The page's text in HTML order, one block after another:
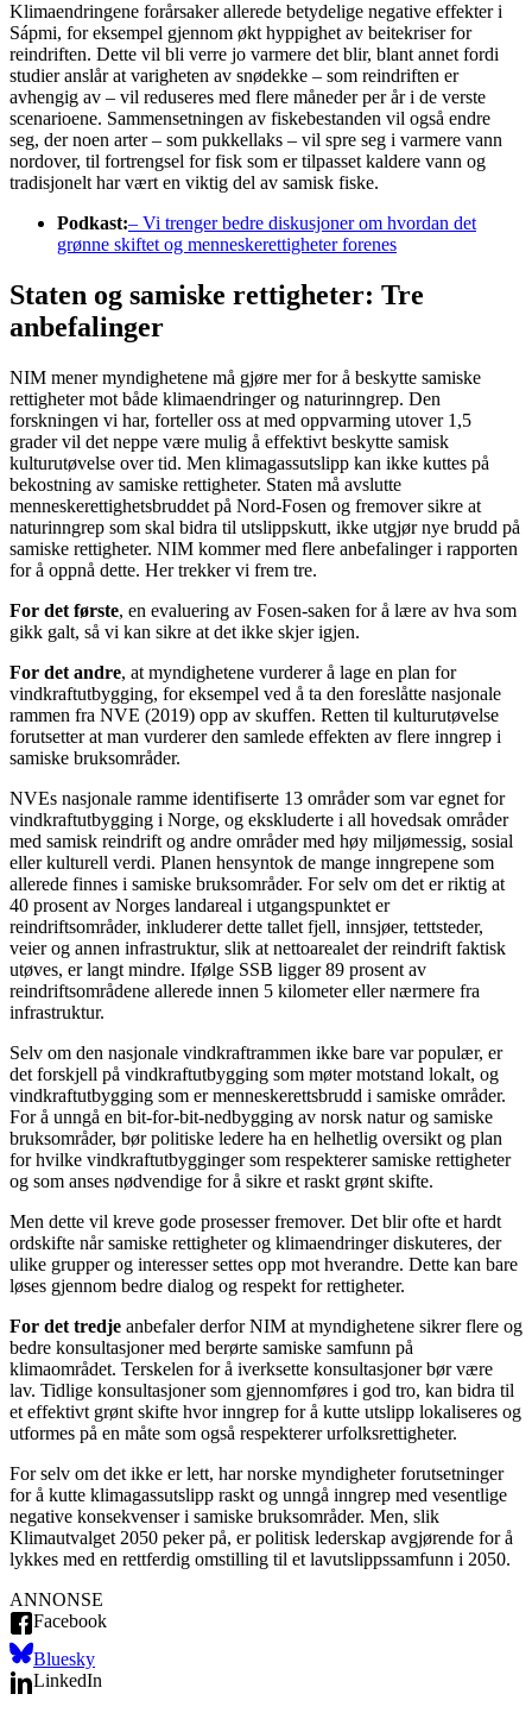
Klimaendringene forårsaker allerede betydelige negative effekter i
Sápmi, for eksempel gjennom økt hyppighet av beitekriser for
reindriften. Dette vil bli verre jo varmere det blir, blant annet fordi
studier anslår at varigheten av snødekke – som reindriften er
avhengig av – vil reduseres med flere måneder per år i de verste
scenarioene. Sammensetningen av fiskebestanden vil også endre
seg, der noen arter – som pukkellaks – vil spre seg i varmere vann
nordover, til fortrengsel for fisk som er tilpasset kaldere vann og
tradisjonelt har vært en viktig del av samisk fiske.
Podkast:– Vi trenger bedre diskusjoner om hvordan det
grønne skiftet og menneskerettigheter forenes
Staten og samiske rettigheter: Tre
anbefalinger
NIM mener myndighetene må gjøre mer for å beskytte samiske
rettigheter mot både klimaendringer og naturinngrep. Den
forskningen vi har, forteller oss at med oppvarming utover 1,5
grader vil det neppe være mulig å effektivt beskytte samisk
kulturutøvelse over tid. Men klimagassutslipp kan ikke kuttes på
bekostning av samiske rettigheter. Staten må avslutte
menneskerettighetsbruddet på Nord-Fosen og fremover sikre at
naturinngrep som skal bidra til utslippskutt, ikke utgjør nye brudd på
samiske rettigheter. NIM kommer med flere anbefalinger i rapporten
for å oppnå dette. Her trekker vi frem tre.
For det første, en evaluering av Fosen-saken for å lære av hva som
gikk galt, så vi kan sikre at det ikke skjer igjen.
For det andre, at myndighetene vurderer å lage en plan for
vindkraftutbygging, for eksempel ved å ta den foreslåtte nasjonale
rammen fra NVE (2019) opp av skuffen. Retten til kulturutøvelse
forutsetter at man vurderer den samlede effekten av flere inngrep i
samiske bruksområder.
NVEs nasjonale ramme identifiserte 13 områder som var egnet for
vindkraftutbygging i Norge, og ekskluderte i all hovedsak områder
med samisk reindrift og andre områder med høy miljømessig, sosial
eller kulturell verdi. Planen hensyntok de mange inngrepene som
allerede finnes i samiske bruksområder. For selv om det er riktig at
40 prosent av Norges landareal i utgangspunktet er
reindriftsområder, inkluderer dette tallet fjell, innsjøer, tettsteder,
veier og annen infrastruktur, slik at nettoarealet der reindrift faktisk
utøves, er langt mindre. Ifølge SSB ligger 89 prosent av
reindriftsområdene allerede innen 5 kilometer eller nærmere fra
infrastruktur.
Selv om den nasjonale vindkraftrammen ikke bare var populær, er
det forskjell på vindkraftutbygging som møter motstand lokalt, og
vindkraftutbygging som er menneskerettsbrudd i samiske områder.
For å unngå en bit-for-bit-nedbygging av norsk natur og samiske
bruksområder, bør politiske ledere ha en helhetlig oversikt og plan
for hvilke vindkraftutbygginger som respekterer samiske rettigheter
og som anses nødvendige for å sikre et raskt grønt skifte.
Men dette vil kreve gode prosesser fremover. Det blir ofte et hardt
ordskifte når samiske rettigheter og klimaendringer diskuteres, der
ulike grupper og interesser settes opp mot hverandre. Dette kan bare
løses gjennom bedre dialog og respekt for rettigheter.
For det tredje anbefaler derfor NIM at myndighetene sikrer flere og
bedre konsultasjoner med berørte samiske samfunn på
klimaområdet. Terskelen for å iverksette konsultasjoner bør være
lav. Tidlige konsultasjoner som gjennomføres i god tro, kan bidra til
et effektivt grønt skifte hvor inngrep for å kutte utslipp lokaliseres og
utformes på en måte som også respekterer urfolksrettigheter.
For selv om det ikke er lett, har norske myndigheter forutsetninger
for å kutte klimagassutslipp raskt og unngå inngrep med vesentlige
negative konsekvenser i samiske bruksområder. Men, slik
Klimautvalget 2050 peker på, er politisk lederskap avgjørende for å
lykkes med en rettferdig omstilling til et lavutslippssamfunn i 2050.
ANNONSE
Facebook
Bluesky
LinkedIn